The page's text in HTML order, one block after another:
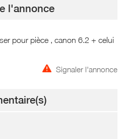
l'annonce
pour pièce , canon 6.2 + celui
Signaler l'annonce